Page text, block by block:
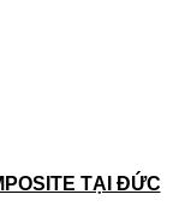
TẠI ĐỨC